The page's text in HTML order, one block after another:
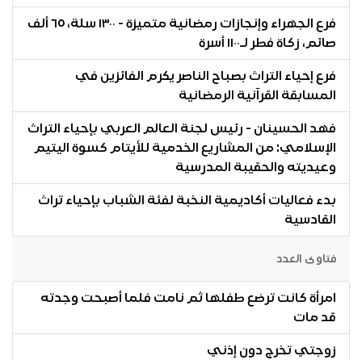
فرع الجهراء وإنجازات رمضانية متميزة - ١٣٠٠ سلة، ٦٥ ألف
صائم، زكاة فطر لـ١١٠٠ أسرة
فرع إحياء التراث بصباح الناصر يكرم الفائزين في
المسابقة القرآنية الرمضانية
فهد الحسينان - رئيس لجنة العالم العربي بإحياء التراث
الإسلامي: من المشاريع الخدمية للأيتام كسوة اليتيم
وعيديته والحقيبة المدرسية
بدء فعاليات أكاديمية النخبة لفئة الشباب بإحياء تراث
القادسية
فتاوى العدد
امرأة كانت ترضع طفلها ثم نامت فلما أصبحت وجدته
قد مات
زوجتي تخرج دون إذني